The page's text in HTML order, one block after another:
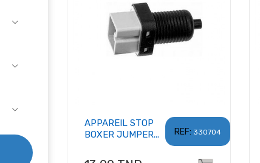
REF: 330704
APPAREIL STOP
BOXER JUMPER...